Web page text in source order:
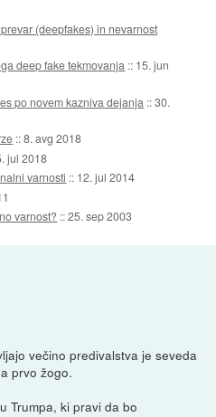
(deepfakes) in nevarnost
deep fake tekmovanja :: 15. jun
po novem kazniva dejanja ::30.
::8. avg 2018
jul 2018
varnosti :: 12. jul 2014
varnost? ::25. sep 2003
večino predivalstva je seveda
prvo žogo.
Trumpa, ki pravi da bo